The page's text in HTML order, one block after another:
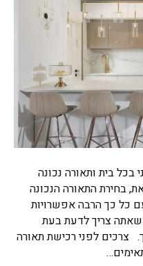
בית ותאורה נכונה
בחירת התאורה הנכונה
כל כך הרבה אפשרויות
שאתה צריך לדעת בעת
צרכים לפני רכישת תאורה